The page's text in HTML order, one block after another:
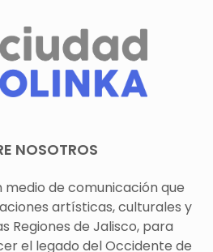
NOSOTROS
medio de comunicación que
artísticas, culturales y
Regiones de Jalisco, para
el legado del Occidente de